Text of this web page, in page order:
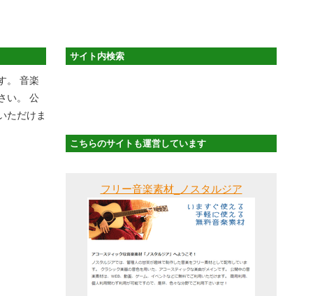
。 音楽
い。 公
ただけま
サイト内検索
こちらのサイトも運営しています
フリー音楽素材_ノスタルジア